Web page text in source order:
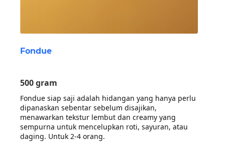
Fondue
500 gram
Fondue siap saji adalah hidangan yang hanya perlu
dipanaskan sebentar sebelum disajikan,
menawarkan tekstur lembut dan creamy yang
sempurna untuk mencelupkan roti, sayuran, atau
daging. Untuk 2-4 orang.